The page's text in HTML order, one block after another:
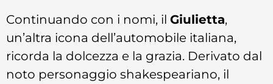
Continuando con i nomi, il Giulietta,
un’altra icona dell’automobile italiana,
ricorda la dolcezza e la grazia. Derivato dal
noto personaggio shakespeariano, il